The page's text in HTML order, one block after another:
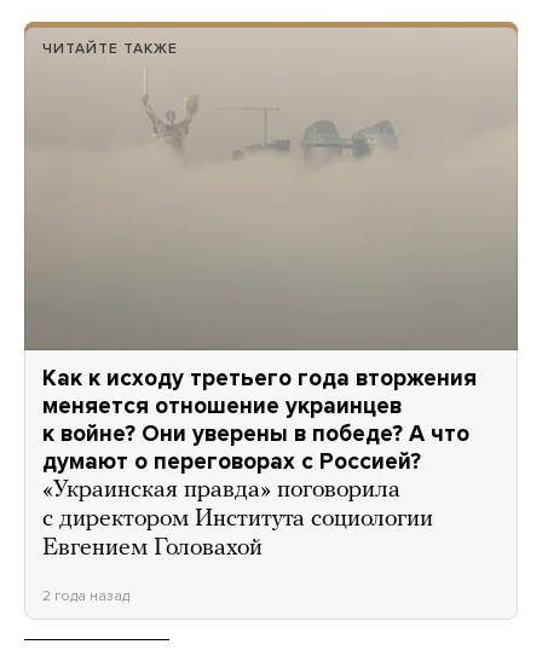
ЧИТАЙТЕ ТАКЖЕ
Как к исходу третьего года вторжения
меняется отношение украинцев
к войне? Они уверены в победе? А что
думают о переговорах с Россией?
«Украинская правда» поговорила
с директором Института социологии
Евгением Головахой
2 года назад